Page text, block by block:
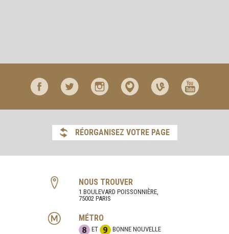
RÉORGANISEZ VOTRE PAGE
NOUS TROUVER
1 BOULEVARD POISSONNIÈRE,
75002 PARIS
MÉTRO
ET BONNE NOUVELLE